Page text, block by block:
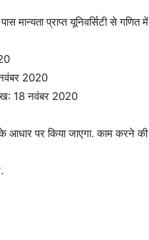
मान्यता प्राप्त यूनिवर्सिटी से गणित
2020
18 नवंबर 2020
आधार पर किया जाएगा. काम करने की